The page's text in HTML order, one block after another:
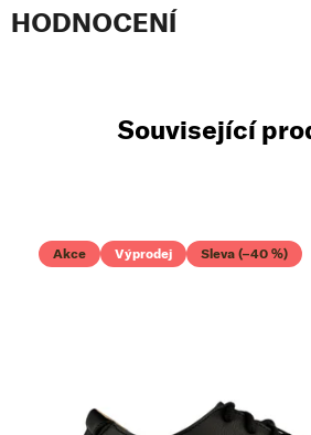
HODNOCENÍ
Související
Akce Výprodej Sleva (–40 %)